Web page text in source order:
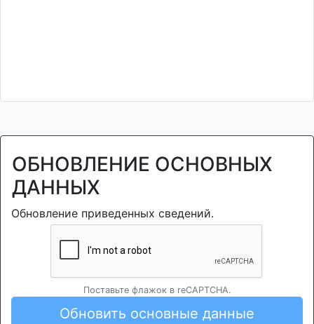
ОБНОВЛЕНИЕ ОСНОВНЫХ
ДАННЫХ
Обновление приведенных сведений.
Поставьте флажок в reCAPTCHA.
Обновить основные данные